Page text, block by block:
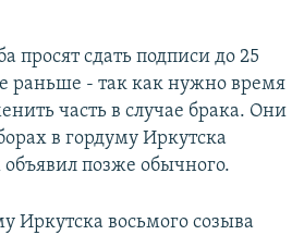
просят сдать подписи до 25
раньше - так как нужно время
часть в случае брака. Они
в гордуму Иркутска
позже обычного.
Иркутска восьмого созыва